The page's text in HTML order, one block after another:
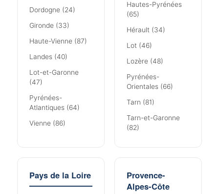
Dordogne (24)
Gironde (33)
Haute-Vienne (87)
Landes (40)
Lot-et-Garonne
(47)
Pyrénées-
Atlantiques (64)
Vienne (86)
Hautes-Pyrénées
(65)
Hérault (34)
Lot (46)
Lozère (48)
Pyrénées-
Orientales (66)
Tarn (81)
Tarn-et-Garonne
(82)
Pays de la Loire
Provence-
Alpes-Côte